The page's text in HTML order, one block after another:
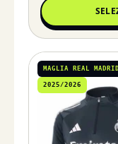
MAGLIA REAL
2025/2026